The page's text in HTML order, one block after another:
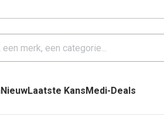
NieuwLaatste KansMedi-Deals